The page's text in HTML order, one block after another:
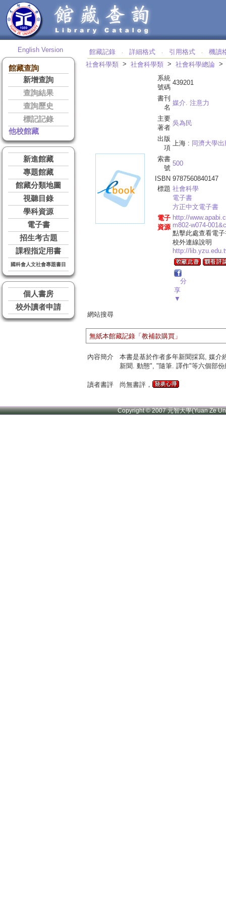
English Version
館藏查詢
新增查詢
查詢結果
查詢歷史
標記記錄
他校館藏
新進館藏
專題館藏
館藏分類地圖
視聽目錄
學科資源
電子書
招生考古題
課程指定用書
國科會人文社會專題書目
個人書房
校外讀者申請
館藏記錄 ‧ 詳細格式 ‧ 引用格式 ‧
機讀
社會科學類 > 社會科學類 > 社會科學總論
系統
號碼
439201
書刊
名
媒介. 注意力
主要
著者
吳為民
出版
項
上海 : 同濟大學
索書
號
500
ISBN 9787560840147
標題 社會科學
電子書
方正中文電子書
電子
資源
http://
m802-w074-
點擊此處查看電
校外連線說明
http://
分
享
▼
網站搜尋
無紙本館藏記錄「教補款購買」
內容簡介
本書是基於作者多年新聞採寫, 媒
新聞. 動態", "隨筆. 譯作"等六個部份
讀者書評 尚無書評，
Copyright © 2007 元智大學(Yuan Ze